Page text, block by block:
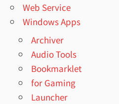
Web Service
Windows Apps
Archiver
Audio Tools
Bookmarklet
for Gaming
Launcher